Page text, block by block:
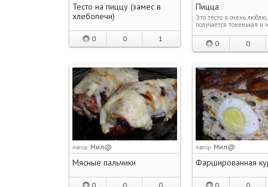
Тесто на пиццу (замес в
хлебопечи)
0 0 1
Пицца
Это тесто я очень
получается тоненькая и
0 0
Автор: Мил@
Мясные пальчики
0 0 0
Автор: Мил@
Фаршированная
0 0